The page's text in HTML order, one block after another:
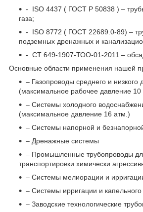
- ISO 4437 ( ГОСТ Р 50838 ) –
газа;
- ISO 8772 ( ГОСТ 22689.0-89) –
подземных дренажных и
- СТ 649-1907-ТОО-01-2011 –
Основные области применения нашей
– Газопроводы среднего и низкого
(максимальное рабочее давление 10
– Системы холодного
(максимальное давление 16 атм.)
– Системы напорной и
– Дренажные системы
– Промышленные трубопроводы
транспортировки химически
– Системы мелиорации и
– Системы ирригации и
– Заводские технологические